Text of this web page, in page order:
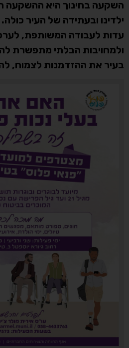
השקעה בחינוך היא ההשקעה
ילדינו ובעתידה של העיר
עדות לעבודה המשותפת,
ולמחויבות הבלתי מתפשרת
בעיר את ההזדמנות לצמוח,